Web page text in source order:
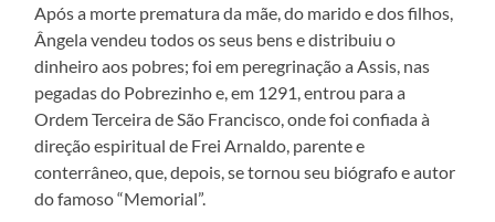
Após a morte prematura da mãe, do marido e dos filhos,
Ângela vendeu todos os seus bens e distribuiu o
dinheiro aos pobres; foi em peregrinação a Assis, nas
pegadas do Pobrezinho e, em 1291, entrou para a
Ordem Terceira de São Francisco, onde foi confiada à
direção espiritual de Frei Arnaldo, parente e
conterrâneo, que, depois, se tornou seu biógrafo e autor
do famoso “Memorial”.